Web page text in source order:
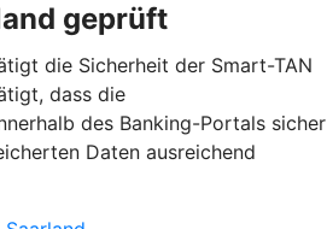
geprüft
die Sicherheit der Smart-TAN
dass die
des Banking-Portals sicher
Daten ausreichend